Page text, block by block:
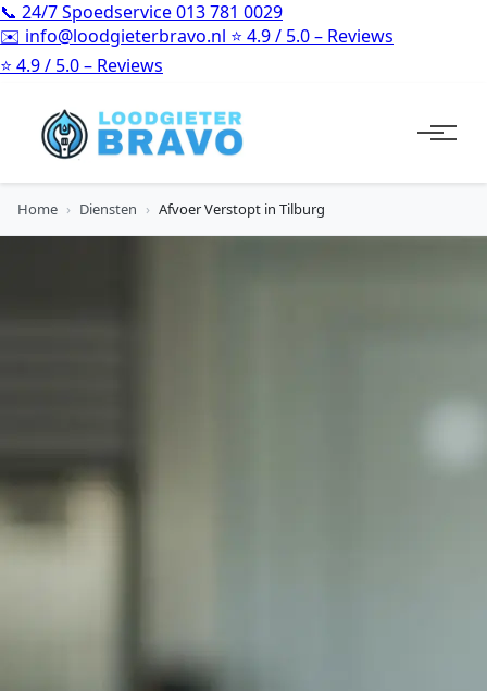
📞 24/7 Spoedservice013 781 0029
✉️ info@loodgieterbravo.nl ⭐ 4.9 / 5.0 – Reviews
⭐ 4.9 / 5.0 – Reviews
Home › Diensten › Afvoer Verstopt in Tilburg